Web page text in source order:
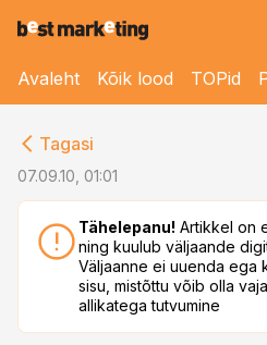
Avaleht Kõik lood TOPid
Tagasi
07.09.10, 01:01
Tähelepanu! Artikkel on
ning kuulub väljaande
Väljaanne ei uuenda ega
sisu, mistõttu võib olla
allikatega tutvumine